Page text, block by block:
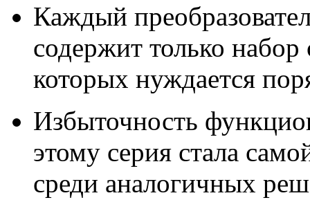
Каждый
содержит только
которых нуждается
Избыточность
этому серия стала
среди аналогичных